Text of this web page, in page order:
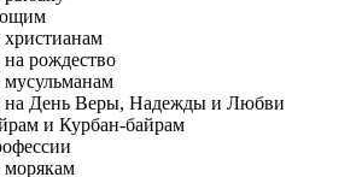
рождество
на День Веры, Надежды и Любви
и Курбан-байрам